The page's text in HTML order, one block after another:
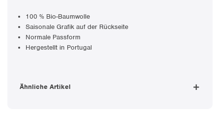
100 % Bio-Baumwolle
Saisonale Grafik auf der Rückseite
Normale Passform
Hergestellt in Portugal
Ähnliche Artikel